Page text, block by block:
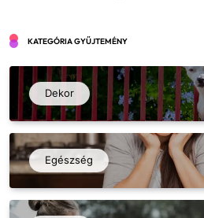
KATEGÓRIA GYŰJTEMÉNY
Dekor
Egészség
Vegán és